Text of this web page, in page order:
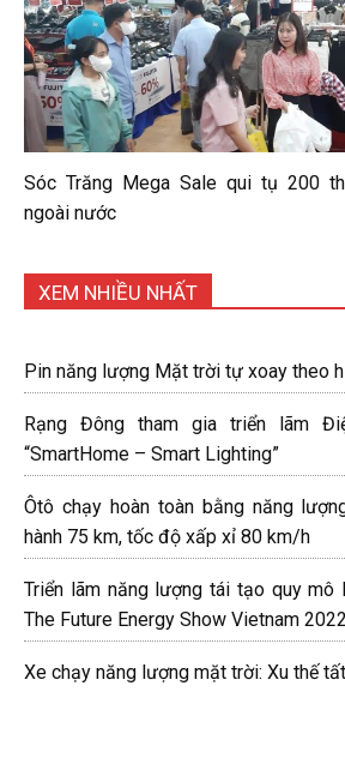
Sóc Trăng Mega Sale qui tụ 200
ngoài nước
XEM NHIỀU NHẤT
Pin năng lượng Mặt trời tự xoay theo
Rạng Đông tham gia triển lãm
“SmartHome – Smart Lighting”
Ôtô chạy hoàn toàn bằng năng
hành 75 km, tốc độ xấp xỉ 80 km/h
Triển lãm năng lượng tái tạo quy mô
The Future Energy Show Vietnam 2022
Xe chạy năng lượng mặt trời: Xu thế